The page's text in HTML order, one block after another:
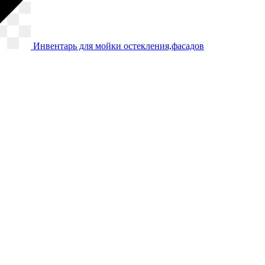
Инвентарь для мойки остекления,фасадов